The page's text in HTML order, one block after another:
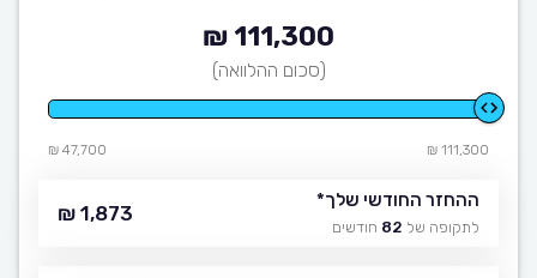
111,300 ₪
(סכום ההלוואה)
111,300 ₪
47,700 ₪
ההחזר החודשי שלך*
לתקופה של 82 חודשים
1,873 ₪